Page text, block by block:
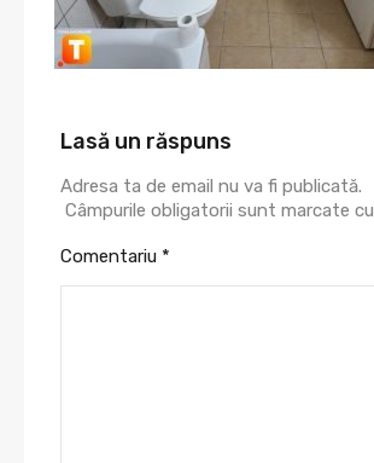
Lasă un răspuns
Adresa ta de email nu va fi publicată.
Câmpurile obligatorii sunt marcate cu
Comentariu *